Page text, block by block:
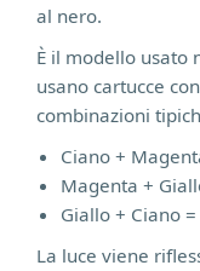
al nero.
È il modello usato
usano cartucce
combinazioni
Ciano +
Magenta +
Giallo + Ciano
La luce viene